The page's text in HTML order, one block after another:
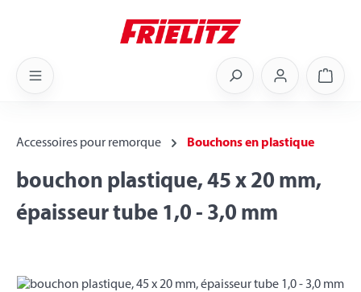
Accessoires pour remorque Bouchons en plastique
bouchon plastique, 45 x 20 mm,
épaisseur tube 1,0 - 3,0 mm
Skip image gallery